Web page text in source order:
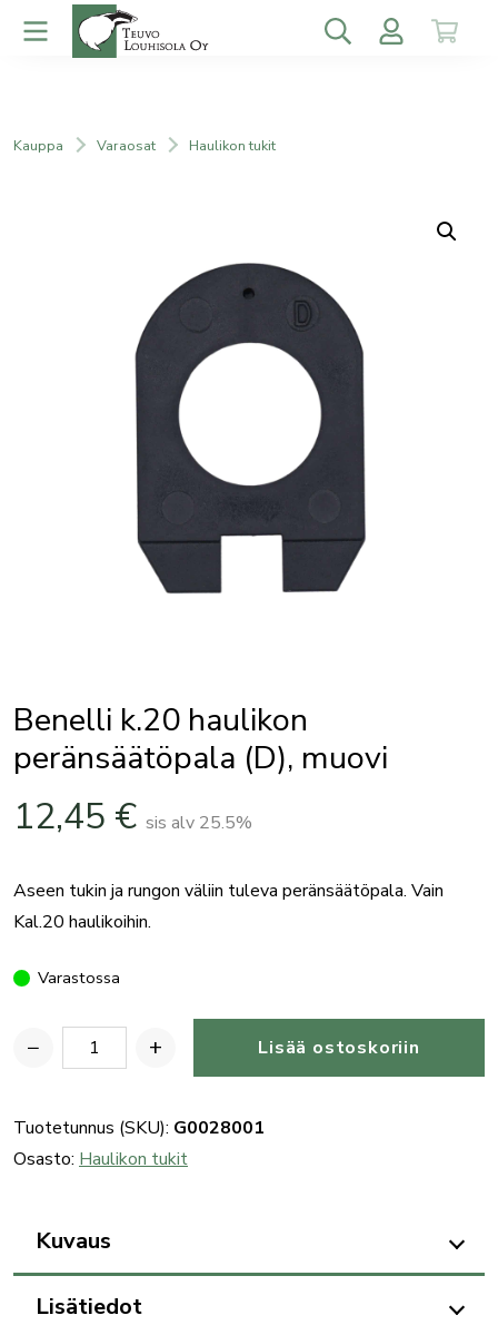
Kauppa Varaosat Haulikon tukit
Benelli k.20 haulikon
peränsäätöpala (D), muovi
12,45 € sis alv 25.5%
Aseen tukin ja rungon väliin tuleva peränsäätöpala. Vain
Kal.20 haulikoihin.
Varastossa
−
Benelli
haulikon
peränsäätöpala
määrä
+ Lisää ostoskoriin
Tuotetunnus (SKU): G0028001
Osasto: Haulikon tukit
Kuvaus
Lisätiedot